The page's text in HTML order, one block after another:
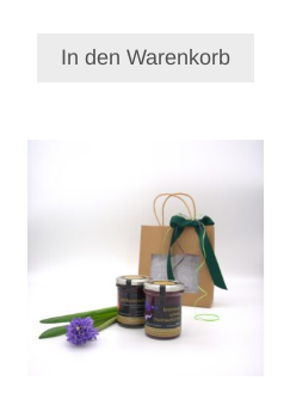
In den Warenkorb